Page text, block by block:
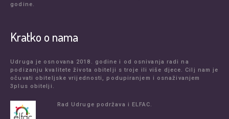
godine.
Kratko o nama
Udruga je osnovana 2018. godine i od osnivanja radi na
podizanju kvalitete života obitelji s troje ili više djece. Cilj nam je
očuvati obiteljske vrijednosti, podupiranjem i osnaživanjem
3plus obitelji.
Rad Udruge podržava i ELFAC.